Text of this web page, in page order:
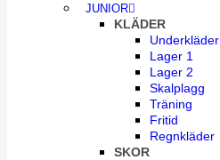
JUNIOR
KLÄDER
Underkläder
Lager 1
Lager 2
Skalplagg
Träning
Fritid
Regnkläder
SKOR